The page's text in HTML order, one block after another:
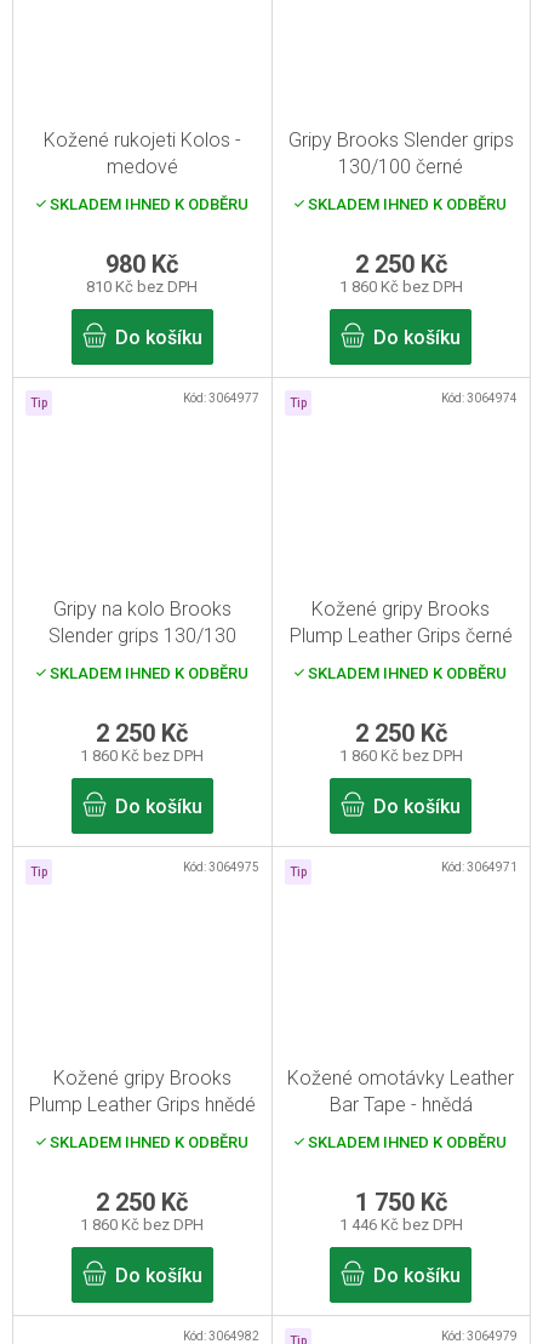
Kožené rukojeti Kolos -
medové
SKLADEM IHNED K ODBĚRU
810 Kč bez DPH
980 Kč
Do košíku
Gripy Brooks Slender grips
130/100 černé
SKLADEM IHNED K ODBĚRU
1 860 Kč bez DPH
2 250 Kč
Do košíku
Tip
Gripy na kolo Brooks
Slender grips 130/130
černé
SKLADEM IHNED K ODBĚRU
1 860 Kč bez DPH
2 250 Kč
Do košíku
Kód:3064977 Tip
Kožené gripy Brooks
Plump Leather Grips černé
SKLADEM IHNED K ODBĚRU
1 860 Kč bez DPH
2 250 Kč
Do košíku
Kód:3064974
Tip
Kožené gripy Brooks
Plump Leather Grips hnědé
SKLADEM IHNED K ODBĚRU
1 860 Kč bez DPH
2 250 Kč
Do košíku
Kód:3064975 Tip
Kožené omotávky Leather
Bar Tape - hnědá
SKLADEM IHNED K ODBĚRU
1 446 Kč bez DPH
1 750 Kč
Do košíku
Kód:3064971
Kód:3064982 Tip Kód:3064979